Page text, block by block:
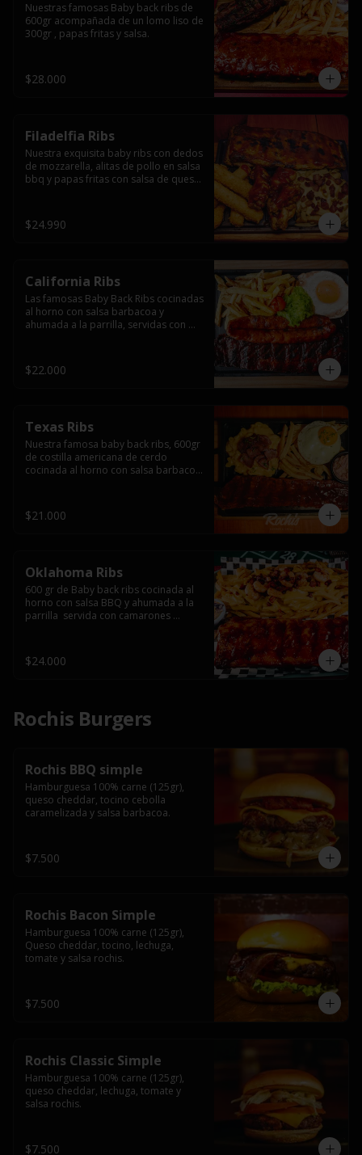
Nuestras famosas Baby back ribs de
600gr acompañada de un lomo liso de
300gr , papas fritas y salsa.
$28.000
Filadelfia Ribs
Nuestra exquisita baby ribs con dedos
de mozzarella, alitas de pollo en salsa
bbq y papas fritas con salsa de queso
$24.990
California Ribs
Las famosas Baby Back Ribs cocinadas
al horno con salsa barbacoa y
ahumada a la parrilla, servidas con
$22.000
Texas Ribs
Nuestra famosa baby back ribs, 600gr
de costilla americana de cerdo
cocinada al horno con salsa barbacoa
tocino ahumado laminado, papas
fritas  y un huevo frito.
$21.000
Oklahoma Ribs
600 gr de Baby back ribs cocinada al
horno con salsa BBQ y ahumada a la
parrilla  servida con camarones
$24.000
Rochis Burgers
Rochis BBQ simple
Hamburguesa 100% carne (125gr),
queso cheddar, tocino cebolla
caramelizada y salsa barbacoa.
$7.500
Rochis Bacon Simple
Hamburguesa 100% carne (125gr),
Queso cheddar, tocino, lechuga,
tomate y salsa rochis.
$7.500
Rochis Classic Simple
Hamburguesa 100% carne (125gr),
queso cheddar, lechuga, tomate y
salsa rochis.
$7.500